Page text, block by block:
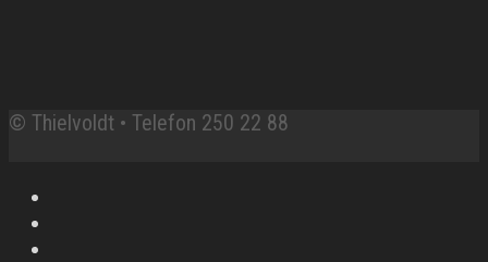
© Thielvoldt • Telefon 250 22 88